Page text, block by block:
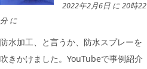
2022年2月6日 に 20時22
分 に
防水加工、と言うか、防水スプレーを
吹きかけました。YouTubeで事例紹介